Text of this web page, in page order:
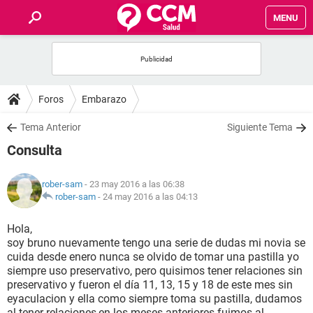
MENU
FOROS
SALUD
NUTRICIÓN
BIENESTAR
SEXUALIDAD
GLOSARIO
Foros Embarazo
Tema Anterior Siguiente Tema
Consulta
rober-sam - 23 may 2016 a las 06:38
rober-sam - 24 may 2016 a las 04:13
Hola,
soy bruno nuevamente tengo una serie de dudas mi novia se
cuida desde enero nunca se olvido de tomar una pastilla yo
siempre uso preservativo, pero quisimos tener relaciones sin
preservativo y fueron el día 11, 13, 15 y 18 de este mes sin
eyaculacion y ella como siempre toma su pastilla, dudamos